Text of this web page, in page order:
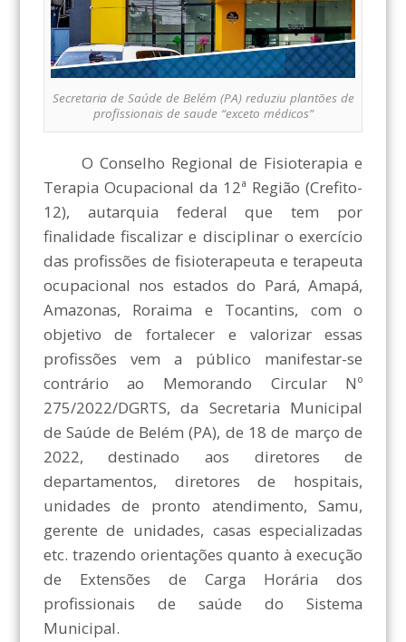
Secretaria de Saúde de Belém (PA) reduziu plantões de
profissionais de saude “exceto médicos”
O Conselho Regional de Fisioterapia e
Terapia Ocupacional da 12ª Região (Crefito-
12), autarquia federal que tem por
finalidade fiscalizar e disciplinar o exercício
das profissões de fisioterapeuta e terapeuta
ocupacional nos estados do Pará, Amapá,
Amazonas, Roraima e Tocantins, com o
objetivo de fortalecer e valorizar essas
profissões vem a público manifestar-se
contrário ao Memorando Circular Nº
275/2022/DGRTS, da Secretaria Municipal
de Saúde de Belém (PA), de 18 de março de
2022, destinado aos diretores de
departamentos, diretores de hospitais,
unidades de pronto atendimento, Samu,
gerente de unidades, casas especializadas
etc. trazendo orientações quanto à execução
de Extensões de Carga Horária dos
profissionais de saúde do Sistema
Municipal.